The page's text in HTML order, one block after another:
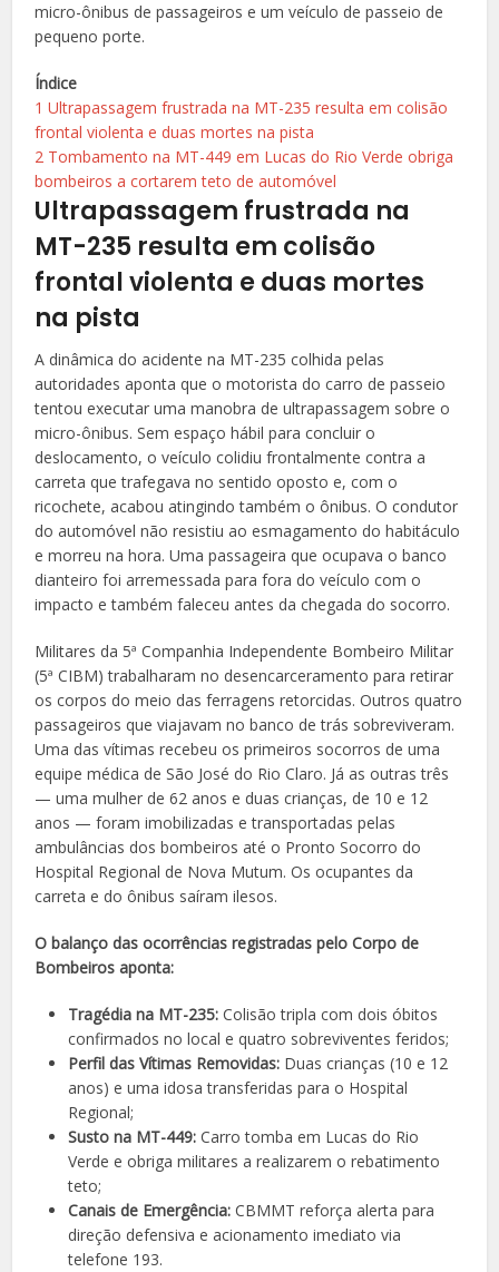
micro-ônibus de passageiros e um veículo de passeio de
pequeno porte.
Índice
1 Ultrapassagem frustrada na MT-235 resulta em colisão
frontal violenta e duas mortes na pista
2 Tombamento na MT-449 em Lucas do Rio Verde obriga
bombeiros a cortarem teto de automóvel
Ultrapassagem frustrada na
MT-235 resulta em colisão
frontal violenta e duas mortes
na pista
A dinâmica do acidente na MT-235 colhida pelas
autoridades aponta que o motorista do carro de passeio
tentou executar uma manobra de ultrapassagem sobre o
micro-ônibus. Sem espaço hábil para concluir o
deslocamento, o veículo colidiu frontalmente contra a
carreta que trafegava no sentido oposto e, com o
ricochete, acabou atingindo também o ônibus. O condutor
do automóvel não resistiu ao esmagamento do habitáculo
e morreu na hora. Uma passageira que ocupava o banco
dianteiro foi arremessada para fora do veículo com o
impacto e também faleceu antes da chegada do socorro.
Militares da 5ª Companhia Independente Bombeiro Militar
(5ª CIBM) trabalharam no desencarceramento para retirar
os corpos do meio das ferragens retorcidas. Outros quatro
passageiros que viajavam no banco de trás sobreviveram.
Uma das vítimas recebeu os primeiros socorros de uma
equipe médica de São José do Rio Claro. Já as outras três
— uma mulher de 62 anos e duas crianças, de 10 e 12
anos — foram imobilizadas e transportadas pelas
ambulâncias dos bombeiros até o Pronto Socorro do
Hospital Regional de Nova Mutum. Os ocupantes da
carreta e do ônibus saíram ilesos.
O balanço das ocorrências registradas pelo Corpo de
Bombeiros aponta:
Tragédia na MT-235: Colisão tripla com dois óbitos
confirmados no local e quatro sobreviventes feridos;
Perfil das Vítimas Removidas: Duas crianças (10 e 12
anos) e uma idosa transferidas para o Hospital
Regional;
Susto na MT-449: Carro tomba em Lucas do Rio
Verde e obriga militares a realizarem o rebatimento
teto;
Canais de Emergência: CBMMT reforça alerta para
direção defensiva e acionamento imediato via
telefone 193.